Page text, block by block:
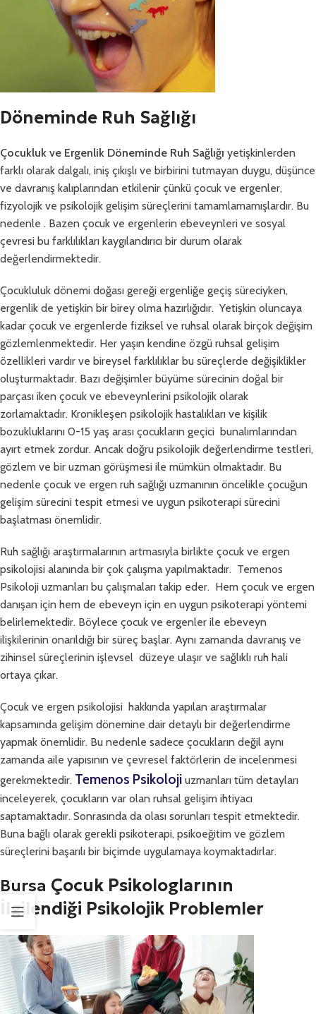
Döneminde Ruh Sağlığı
Çocukluk ve Ergenlik Döneminde Ruh Sağlığı yetişkinlerden
farklı olarak dalgalı, iniş çıkışlı ve birbirini tutmayan duygu, düşünce
ve davranış kalıplarından etkilenir çünkü çocuk ve ergenler,
fizyolojik ve psikolojik gelişim süreçlerini tamamlamamışlardır. Bu
nedenle . Bazen çocuk ve ergenlerin ebeveynleri ve sosyal
çevresi bu farklılıkları kaygılandırıcı bir durum olarak
değerlendirmektedir.
Çocukluluk dönemi doğası gereği ergenliğe geçiş süreciyken,
ergenlik de yetişkin bir birey olma hazırlığıdır. Yetişkin oluncaya
kadar çocuk ve ergenlerde fiziksel ve ruhsal olarak birçok değişim
gözlemlenmektedir. Her yaşın kendine özgü ruhsal gelişim
özellikleri vardır ve bireysel farklılıklar bu süreçlerde değişiklikler
oluşturmaktadır. Bazı değişimler büyüme sürecinin doğal bir
parçası iken çocuk ve ebeveynlerini psikolojik olarak
zorlamaktadır. Kronikleşen psikolojik hastalıkları ve kişilik
bozukluklarını 0-15 yaş arası çocukların geçici bunalımlarından
ayırt etmek zordur. Ancak doğru psikolojik değerlendirme testleri,
gözlem ve bir uzman görüşmesi ile mümkün olmaktadır. Bu
nedenle çocuk ve ergen ruh sağlığı uzmanının öncelikle çocuğun
gelişim sürecini tespit etmesi ve uygun psikoterapi sürecini
başlatması önemlidir.
Ruh sağlığı araştırmalarının artmasıyla birlikte çocuk ve ergen
psikolojisi alanında bir çok çalışma yapılmaktadır. Temenos
Psikoloji uzmanları bu çalışmaları takip eder. Hem çocuk ve ergen
danışan için hem de ebeveyn için en uygun psikoterapi yöntemi
belirlemektedir. Böylece çocuk ve ergenler ile ebeveyn
ilişkilerinin onarıldığı bir süreç başlar. Aynı zamanda davranış ve
zihinsel süreçlerinin işlevsel düzeye ulaşır ve sağlıklı ruh hali
ortaya çıkar.
Çocuk ve ergen psikolojisi hakkında yapılan araştırmalar
kapsamında gelişim dönemine dair detaylı bir değerlendirme
yapmak önemlidir. Bu nedenle sadece çocukların değil aynı
zamanda aile yapısının ve çevresel faktörlerin de incelenmesi
gerekmektedir. Temenos Psikoloji uzmanları tüm detayları
inceleyerek, çocukların var olan ruhsal gelişim ihtiyacı
saptamaktadır. Sonrasında da olası sorunları tespit etmektedir.
Buna bağlı olarak gerekli psikoterapi, psikoeğitim ve gözlem
süreçlerini başarılı bir biçimde uygulamaya koymaktadırlar.
Bursa Çocuk Psikologlarının
İlgilendiği Psikolojik Problemler